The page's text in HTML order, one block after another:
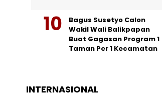
Bagus Susetyo Calon
Wakil Wali Balikpapan
Buat Gagasan Program 1
Taman Per 1 Kecamatan
INTERNASIONAL